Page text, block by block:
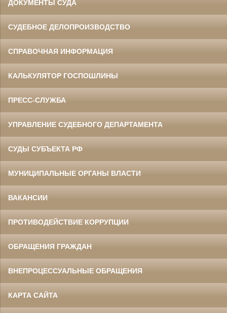
ДОКУМЕНТЫ СУДА
СУДЕБНОЕ ДЕЛОПРОИЗВОДСТВО
СПРАВОЧНАЯ ИНФОРМАЦИЯ
КАЛЬКУЛЯТОР ГОСПОШЛИНЫ
ПРЕСС-СЛУЖБА
УПРАВЛЕНИЕ СУДЕБНОГО ДЕПАРТАМЕНТА
СУДЫ СУБЪЕКТА РФ
МУНИЦИПАЛЬНЫЕ ОРГАНЫ ВЛАСТИ
ВАКАНСИИ
ПРОТИВОДЕЙСТВИЕ КОРРУПЦИИ
ОБРАЩЕНИЯ ГРАЖДАН
ВНЕПРОЦЕССУАЛЬНЫЕ ОБРАЩЕНИЯ
КАРТА САЙТА